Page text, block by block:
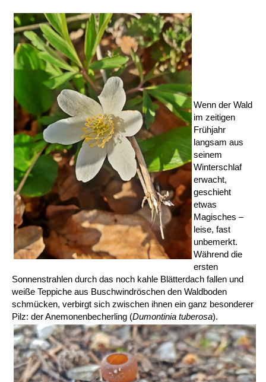
Wenn der Wald
im zeitigen
Frühjahr
langsam aus
seinem
Winterschlaf
erwacht,
geschieht
etwas
Magisches –
leise, fast
unbemerkt.
Während die
ersten
Sonnenstrahlen durch das noch kahle Blätterdach fallen und
weiße Teppiche aus Buschwindröschen den Waldboden
schmücken, verbirgt sich zwischen ihnen ein ganz besonderer
Pilz: der Anemonenbecherling (Dumontinia tuberosa).